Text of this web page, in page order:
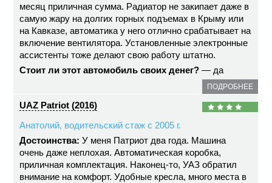
месяц приличная сумма. Радиатор не закипает даже в
самую жару на долгих горных подъемах в Крыму или
на Кавказе, автоматика у него отлично срабатывает на
включение вентилятора. Установленные электронные
ассистенты тоже делают свою работу штатно.
Стоит ли этот автомобиль своих денег? — да
ПОДРОБНЕЕ
UAZ Patriot (2016)
Анатолий, водительский стаж с 2005 г.
Достоинства: У меня Патриот два года. Машина
очень даже неплохая. Автоматическая коробка,
приличная комплектация. Наконец-то, УАЗ обратил
внимание на комфорт. Удобные кресла, много места в